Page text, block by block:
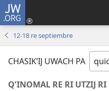
JW.ORG
12-18 re septiembre
CHASIKʼIJ UWACH PA
QʼINOMAL RE RI UTZIJ RI